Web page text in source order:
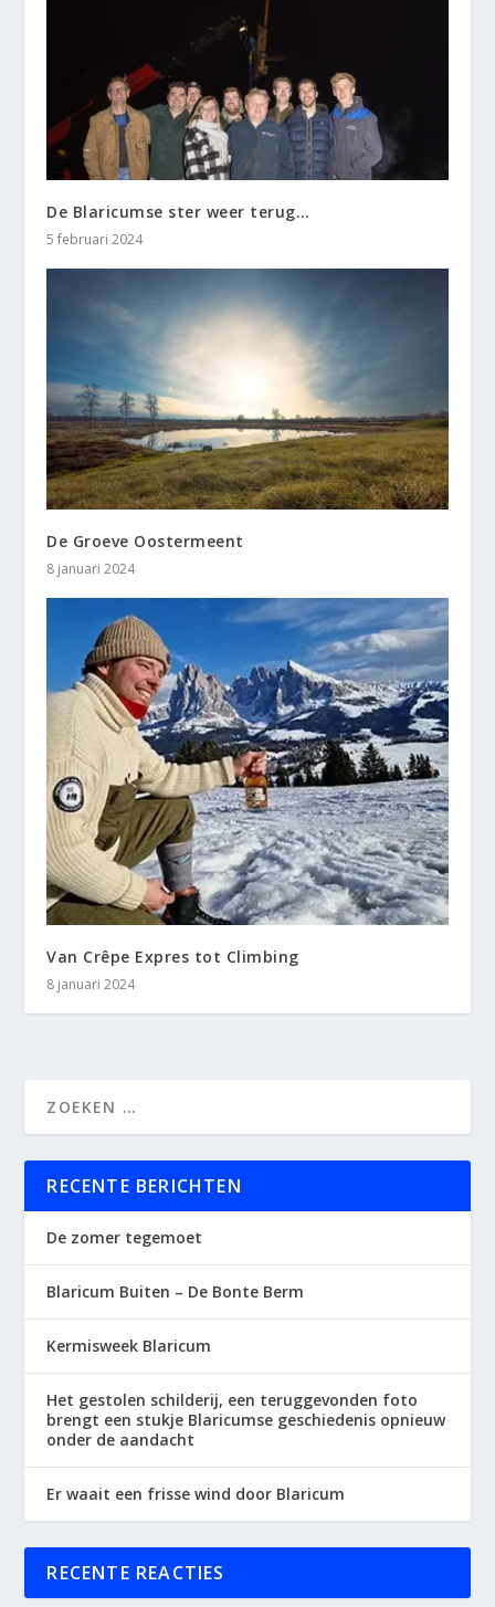
De Blaricumse ster weer terug…
5 februari 2024
De Groeve Oostermeent
8 januari 2024
Van Crêpe Expres tot Climbing
8 januari 2024
RECENTE BERICHTEN
De zomer tegemoet
Blaricum Buiten – De Bonte Berm
Kermisweek Blaricum
Het gestolen schilderij, een teruggevonden foto
brengt een stukje Blaricumse geschiedenis opnieuw
onder de aandacht
Er waait een frisse wind door Blaricum
RECENTE REACTIES